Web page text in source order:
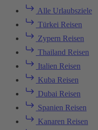
Alle Urlaubsziele
Türkei Reisen
Zypern Reisen
Thailand Reisen
Italien Reisen
Kuba Reisen
Dubai Reisen
Spanien Reisen
Kanaren Reisen